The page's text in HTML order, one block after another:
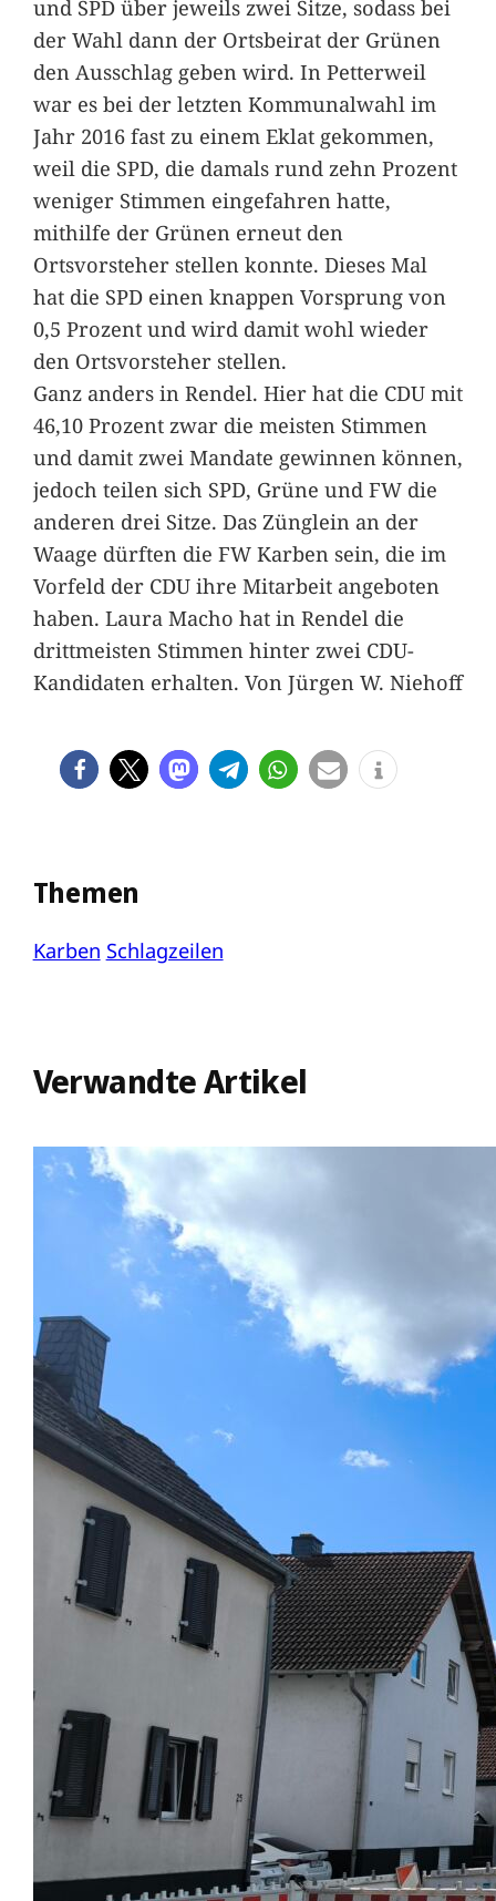
und SPD über jeweils zwei Sitze, sodass bei
der Wahl dann der Ortsbeirat der Grünen
den Ausschlag geben wird. In Petterweil
war es bei der letzten Kommunalwahl im
Jahr 2016 fast zu einem Eklat gekommen,
weil die SPD, die damals rund zehn Prozent
weniger Stimmen eingefahren hatte,
mithilfe der Grünen erneut den
Ortsvorsteher stellen konnte. Dieses Mal
hat die SPD einen knappen Vorsprung von
0,5 Prozent und wird damit wohl wieder
den Ortsvorsteher stellen.
Ganz anders in Rendel. Hier hat die CDU mit
46,10 Prozent zwar die meisten Stimmen
und damit zwei Mandate gewinnen können,
jedoch teilen sich SPD, Grüne und FW die
anderen drei Sitze. Das Zünglein an der
Waage dürften die FW Karben sein, die im
Vorfeld der CDU ihre Mitarbeit angeboten
haben. Laura Macho hat in Rendel die
drittmeisten Stimmen hinter zwei CDU-
Kandidaten erhalten. Von Jürgen W. Niehoff
Themen
Karben Schlagzeilen
Verwandte Artikel